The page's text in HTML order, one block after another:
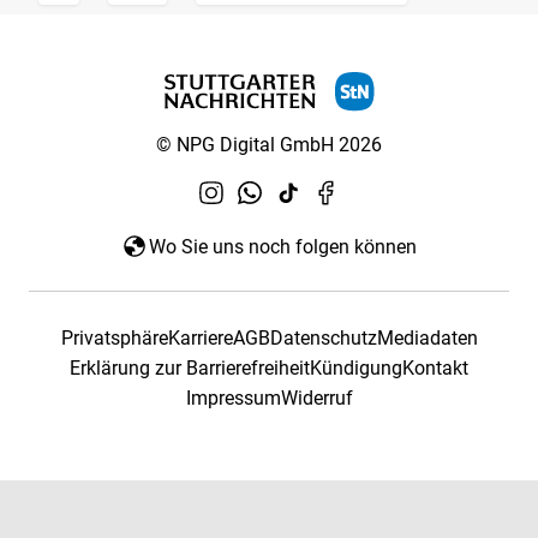
© NPG Digital GmbH 2026
Wo Sie uns noch folgen können
PrivatsphäreKarriereAGBDatenschutzMediadaten
Erklärung zur BarrierefreiheitKündigungKontakt
ImpressumWiderruf